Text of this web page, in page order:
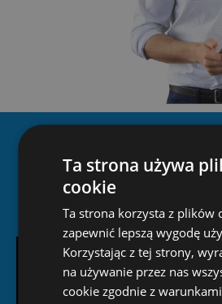
Materiał wideo
firmie
Ta strona używa
cookie
Ta strona korzysta z plików
zapewnić lepszą wygodę
Korzystając z tej strony,
na używanie przez nas
cookie zgodnie z